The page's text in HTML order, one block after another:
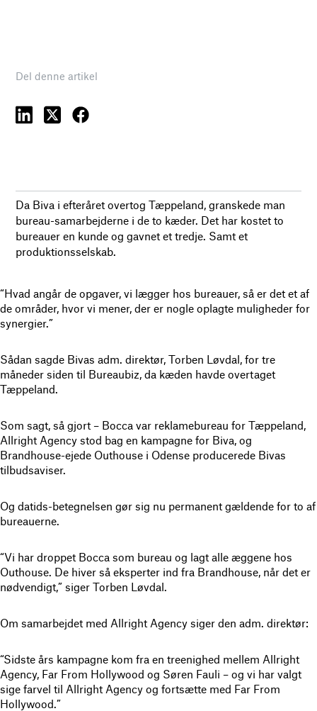
Del denne artikel
Da Biva i efteråret overtog Tæppeland, granskede man
bureau-samarbejderne i de to kæder. Det har kostet to
bureauer en kunde og gavnet et tredje. Samt et
produktionsselskab.
“Hvad angår de opgaver, vi lægger hos bureauer, så er det et af
de områder, hvor vi mener, der er nogle oplagte muligheder for
synergier.”
Sådan sagde Bivas adm. direktør, Torben Løvdal, for tre
måneder siden til Bureaubiz, da kæden havde overtaget
Tæppeland.
Som sagt, så gjort – Bocca var reklamebureau for Tæppeland,
Allright Agency stod bag en kampagne for Biva, og
Brandhouse-ejede Outhouse i Odense producerede Bivas
tilbudsaviser.
Og datids-betegnelsen gør sig nu permanent gældende for to af
bureauerne.
“Vi har droppet Bocca som bureau og lagt alle æggene hos
Outhouse. De hiver så eksperter ind fra Brandhouse, når det er
nødvendigt,” siger Torben Løvdal.
Om samarbejdet med Allright Agency siger den adm. direktør:
“Sidste års kampagne kom fra en treenighed mellem Allright
Agency, Far From Hollywood og Søren Fauli – og vi har valgt
sige farvel til Allright Agency og fortsætte med Far From
Hollywood.”